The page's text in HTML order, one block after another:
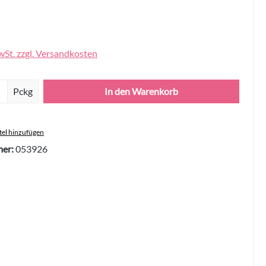
zzgl. Versandkosten
Gib den gewünschten Wert ein
Pckg In den Warenkorb
hinzufügen
053926